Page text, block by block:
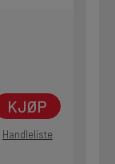
KJØP
Handleliste